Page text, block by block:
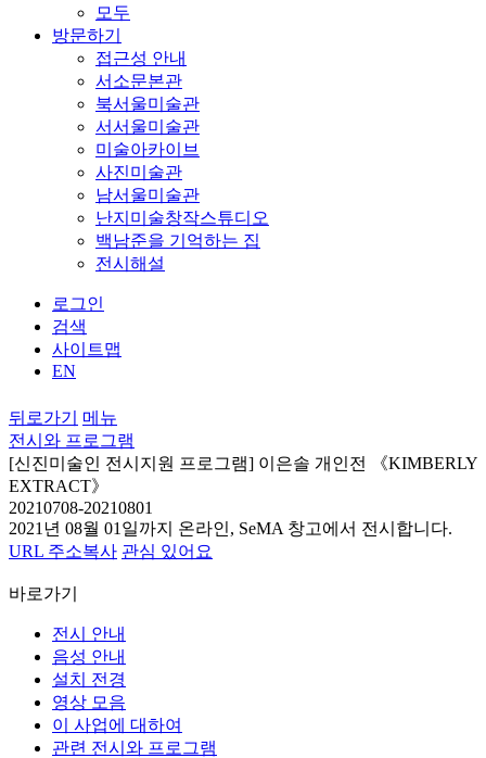
모두
방문하기
접근성 안내
서소문본관
북서울미술관
서서울미술관
미술아카이브
사진미술관
남서울미술관
난지미술창작스튜디오
백남준을 기억하는 집
전시해설
로그인
검색
사이트맵
EN
뒤로가기
메뉴
전시와 프로그램
[신진미술인 전시지원 프로그램] 이은솔 개인전 《KIMBERLY
EXTRACT》
20210708-20210801
2021년 08월 01일까지 온라인, SeMA 창고에서 전시합니다.
URL 주소복사 관심 있어요
바로가기
전시 안내
음성 안내
설치 전경
영상 모음
이 사업에 대하여
관련 전시와 프로그램